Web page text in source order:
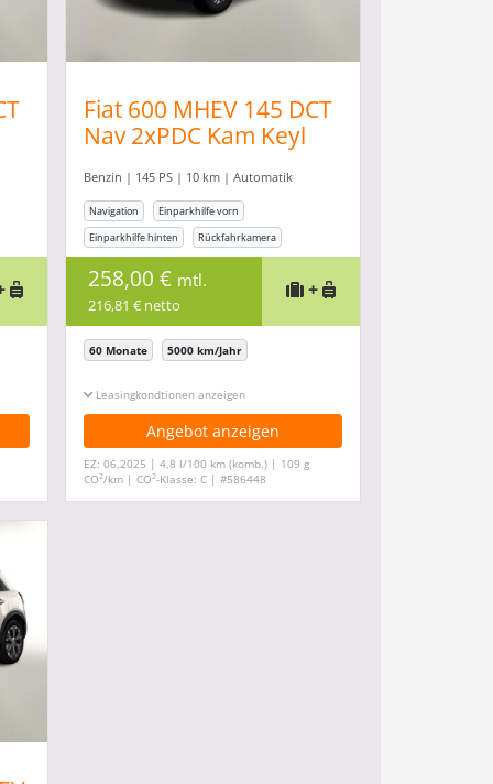
Fiat 600 MHEV 145 DCT
Nav 2xPDC Kam Keyl
Benzin | 145 PS | 10 km | Automatik
Navigation
Einparkhilfe vorn
Einparkhilfe hinten
Rückfahrkamera
258,00 € mtl.
216,81 € netto
+
60 Monate 5000 km/Jahr
Leasingkonditionen ein-/ausblenden
Angebot anzeigen
EZ: 06.2025 | 4,8 l/100 km (komb.) | 109 g
CO2/km | CO2-Klasse: C | #586448